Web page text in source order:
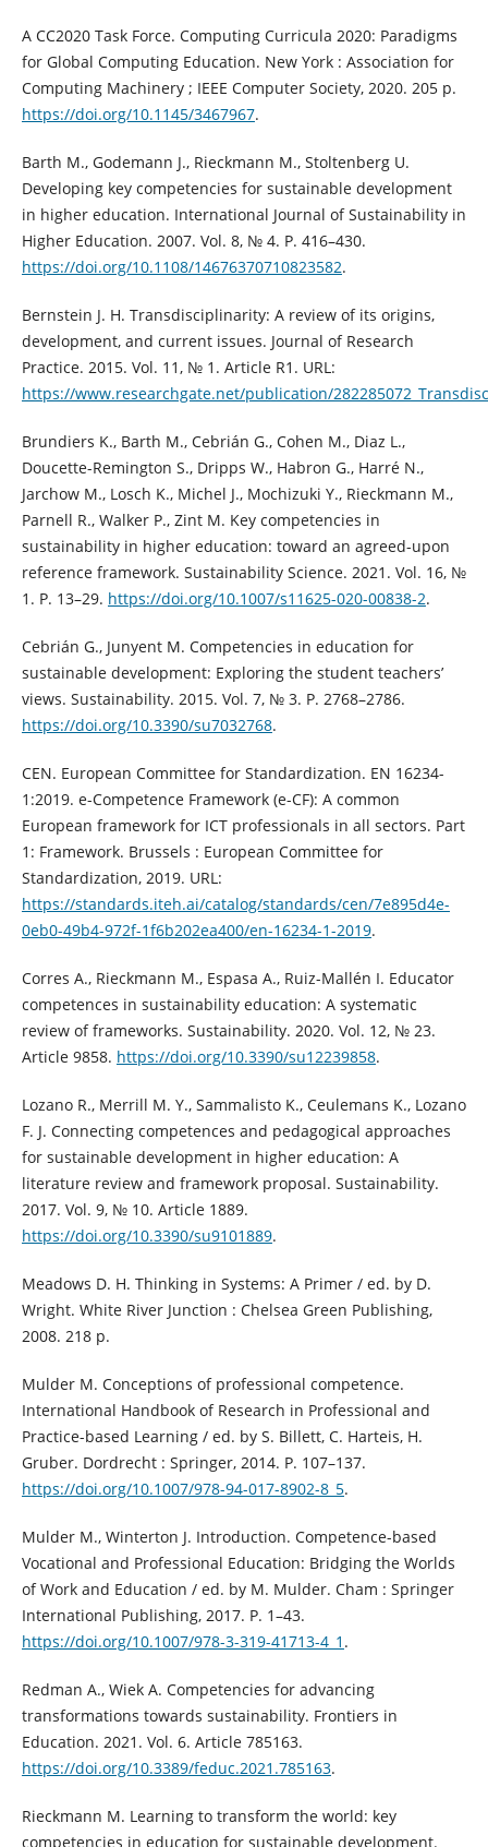
A CC2020 Task Force. Computing Curricula 2020: Paradigms
for Global Computing Education. New York : Association for
Computing Machinery ; IEEE Computer Society, 2020. 205 p.
https://doi.org/10.1145/3467967.
Barth M., Godemann J., Rieckmann M., Stoltenberg U.
Developing key competencies for sustainable development
in higher education. International Journal of Sustainability in
Higher Education. 2007. Vol. 8, № 4. P. 416–430.
https://doi.org/10.1108/14676370710823582.
Bernstein J. H. Transdisciplinarity: A review of its origins,
development, and current issues. Journal of Research
Practice. 2015. Vol. 11, № 1. Article R1. URL:
https://www.researchgate.net/publication/
Brundiers K., Barth M., Cebrián G., Cohen M., Diaz L.,
Doucette-Remington S., Dripps W., Habron G., Harré N.,
Jarchow M., Losch K., Michel J., Mochizuki Y., Rieckmann M.,
Parnell R., Walker P., Zint M. Key competencies in
sustainability in higher education: toward an agreed-upon
reference framework. Sustainability Science. 2021. Vol. 16, №
1. P. 13–29. https://doi.org/10.1007/s11625-020-00838-2.
Cebrián G., Junyent M. Competencies in education for
sustainable development: Exploring the student teachers’
views. Sustainability. 2015. Vol. 7, № 3. P. 2768–2786.
https://doi.org/10.3390/su7032768.
CEN. European Committee for Standardization. EN 16234-
1:2019. e-Competence Framework (e-CF): A common
European framework for ICT professionals in all sectors. Part
1: Framework. Brussels : European Committee for
Standardization, 2019. URL:
https://standards.iteh.ai/catalog/standards/cen/7e895d4e-
0eb0-49b4-972f-1f6b202ea400/en-16234-1-2019.
Corres A., Rieckmann M., Espasa A., Ruiz-Mallén I. Educator
competences in sustainability education: A systematic
review of frameworks. Sustainability. 2020. Vol. 12, № 23.
Article 9858. https://doi.org/10.3390/su12239858.
Lozano R., Merrill M. Y., Sammalisto K., Ceulemans K., Lozano
F. J. Connecting competences and pedagogical approaches
for sustainable development in higher education: A
literature review and framework proposal. Sustainability.
2017. Vol. 9, № 10. Article 1889.
https://doi.org/10.3390/su9101889.
Meadows D. H. Thinking in Systems: A Primer / ed. by D.
Wright. White River Junction : Chelsea Green Publishing,
2008. 218 p.
Mulder M. Conceptions of professional competence.
International Handbook of Research in Professional and
Practice-based Learning / ed. by S. Billett, C. Harteis, H.
Gruber. Dordrecht : Springer, 2014. P. 107–137.
https://doi.org/10.1007/978-94-017-8902-8_5.
Mulder M., Winterton J. Introduction. Competence-based
Vocational and Professional Education: Bridging the Worlds
of Work and Education / ed. by M. Mulder. Cham : Springer
International Publishing, 2017. P. 1–43.
https://doi.org/10.1007/978-3-319-41713-4_1 .
Redman A., Wiek A. Competencies for advancing
transformations towards sustainability. Frontiers in
Education. 2021. Vol. 6. Article 785163.
https://doi.org/10.3389/feduc.2021.785163.
Rieckmann M. Learning to transform the world: key
competencies in education for sustainable development.